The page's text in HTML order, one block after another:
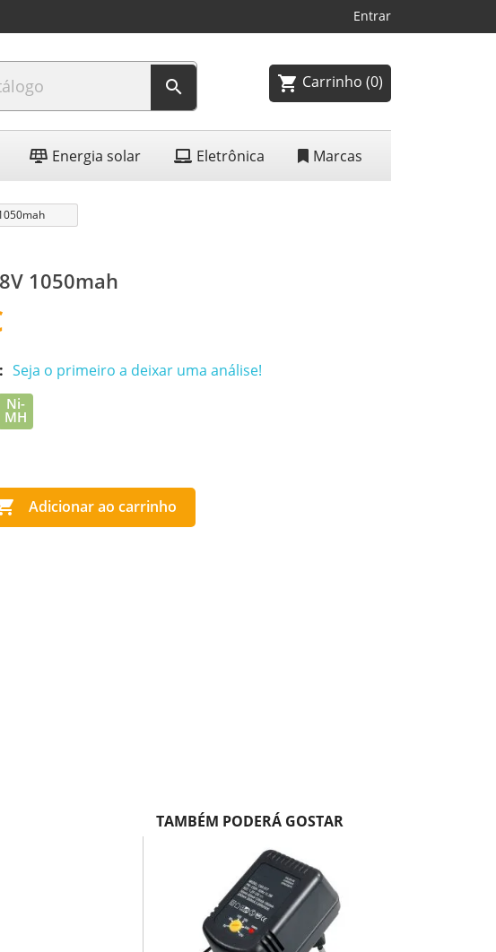
Entrar
 shopping_cart Carrinho (0)
Energia solar Eletrônica Marcas
1050mah
Seja o primeiro a deixar uma análise!
Ni-
MH
Adicionar ao carrinho
TAMBÉM PODERÁ GOSTAR